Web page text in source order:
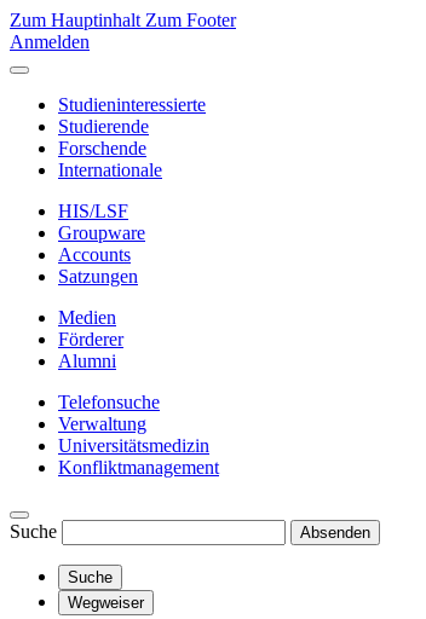
Zum Hauptinhalt Zum Footer
Anmelden
Studieninteressierte
Studierende
Forschende
Internationale
HIS/LSF
Groupware
Accounts
Satzungen
Medien
Förderer
Alumni
Telefonsuche
Verwaltung
Universitätsmedizin
Konfliktmanagement
Suche Absenden
Suche
Wegweiser